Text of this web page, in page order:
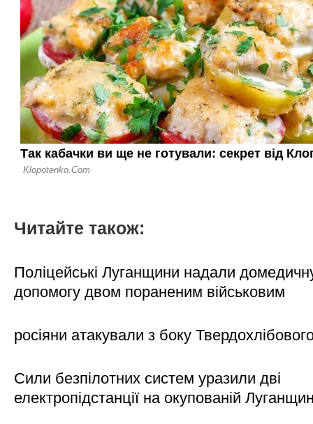
Читайте також:
Поліцейські Луганщини надали
допомогу двом пораненим військовим
росіяни атакували з боку
Сили безпілотних систем уразили дві
електропідстанції на окупованій